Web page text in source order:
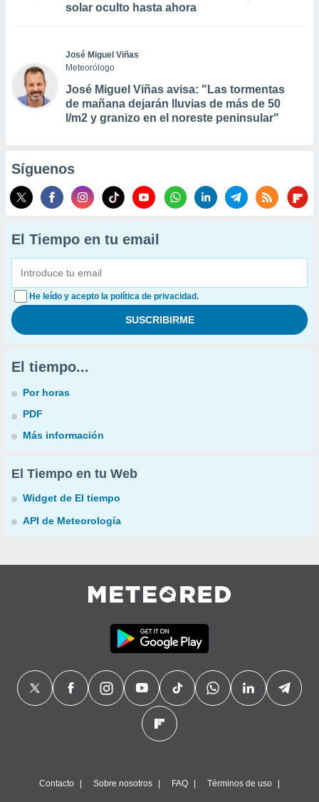
solar oculto hasta ahora
José Miguel Viñas
Meteorólogo
José Miguel Viñas avisa: "Las tormentas
de mañana dejarán lluvias de más de 50
l/m2 y granizo en el noreste peninsular"
Síguenos
El Tiempo en tu email
He leído y acepto la política de privacidad.
El tiempo...
Por horas
PDF
Más información
El Tiempo en tu Web
Widget de El tiempo
API de Meteorología
Contacto Sobre nosotros FAQ Términos de uso